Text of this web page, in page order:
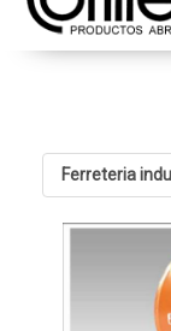
Ferreteria